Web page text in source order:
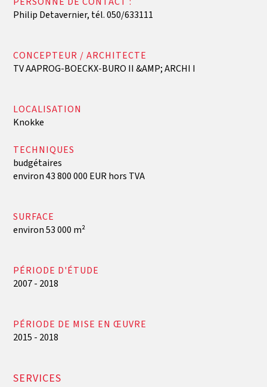
Philip Detavernier, tél. 050/633111
CONCEPTEUR / ARCHITECTE
TV AAPROG-BOECKX-BURO II &AMP; ARCHI I
LOCALISATION
Knokke
‍TECHNIQUES
budgétaires
environ 43 800 000 EUR hors TVA
SURFACE
environ 53 000 m²
PÉRIODE D'ÉTUDE
2007 - 2018
PÉRIODE DE MISE EN ŒUVRE
2015 - 2018
SERVICES